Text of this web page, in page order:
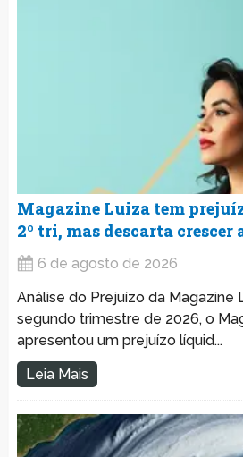
Magazine Luiza tem
2º tri, mas descarta crescer
6 de agosto de 2026
Análise do Prejuízo da Magazine
segundo trimestre de 2026, o
apresentou um prejuízo líquid...
Leia Mais